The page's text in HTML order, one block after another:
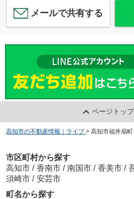
メールで共有する
ページトッ
高知市の不動産情報｜ライブ > 高知市福井扇町
市区町村から探す
高知市 / 香南市 / 南国市 / 香美市 /
須崎市 / 安芸市
町名から探す